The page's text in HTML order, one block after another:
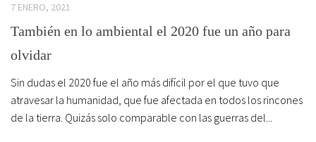
7 ENERO, 2021
También en lo ambiental el 2020 fue un año para
olvidar
Sin dudas el 2020 fue el año más difícil por el que tuvo que
atravesar la humanidad, que fue afectada en todos los rincones
de la tierra. Quizás solo comparable con las guerras del...